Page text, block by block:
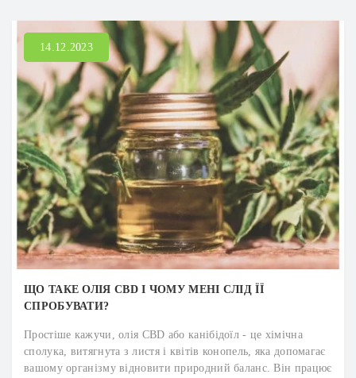
14.12.2023
ЩО ТАКЕ ОЛІЯ CBD І ЧОМУ МЕНІ СЛІД ЇЇ
СПРОБУВАТИ?
Простіше кажучи, олія CBD або канібідоїл - це хімічна
сполука, витягнута з листя і квітів конопель, яка допомагає
вашому організму відновити природний баланс. Він працює